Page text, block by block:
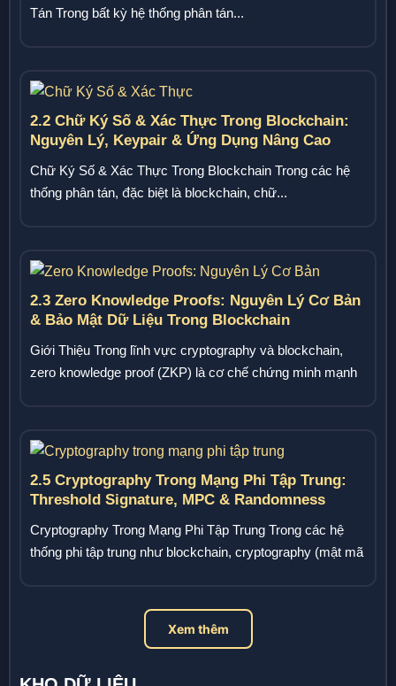
Tán Trong bất kỳ hệ thống phân tán...
2.2 Chữ Ký Số & Xác Thực Trong Blockchain:
Nguyên Lý, Keypair & Ứng Dụng Nâng Cao
Chữ Ký Số & Xác Thực Trong Blockchain Trong các hệ
thống phân tán, đặc biệt là blockchain, chữ...
2.3 Zero Knowledge Proofs: Nguyên Lý Cơ Bản
& Bảo Mật Dữ Liệu Trong Blockchain
Giới Thiệu Trong lĩnh vực cryptography và blockchain,
zero knowledge proof (ZKP) là cơ chế chứng minh mạnh
2.5 Cryptography Trong Mạng Phi Tập Trung:
Threshold Signature, MPC & Randomness
Cryptography Trong Mạng Phi Tập Trung Trong các hệ
thống phi tập trung như blockchain, cryptography (mật mã
Xem thêm